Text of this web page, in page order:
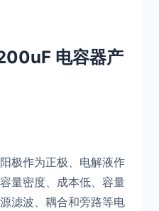
电容器产
极作为正极、电解液作
量密度、成本低、容量
滤波、耦合和旁路等电